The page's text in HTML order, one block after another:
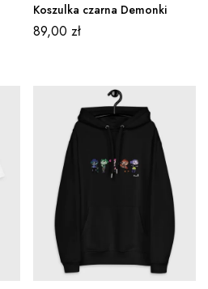
Koszulka czarna Demonki
89,00 zł